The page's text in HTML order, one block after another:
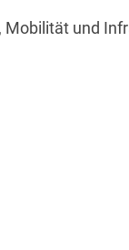
Mobilität und